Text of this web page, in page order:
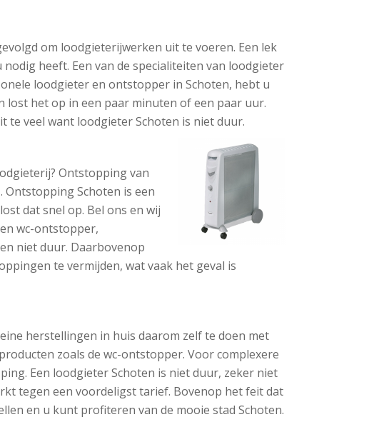
om loodgieterijwerken uit te voeren. Een lek
heeft. Een van de specialiteiten van loodgieter
loodgieter en ontstopper in Schoten, hebt u
het op in een paar minuten of een paar uur.
te veel want loodgieter Schoten is niet duur.
Ontstopping van
Schoten is een
dat snel op. Bel ons en wij
wc-ontstopper,
niet duur. Daarbovenop
te vermijden, wat vaak het geval is
herstellingen in huis daarom zelf te doen met
zoals de wc-ontstopper. Voor complexere
Een loodgieter Schoten is niet duur, zeker niet
tegen een voordeligst tarief. Bovenop het feit dat
en u kunt profiteren van de mooie stad Schoten.